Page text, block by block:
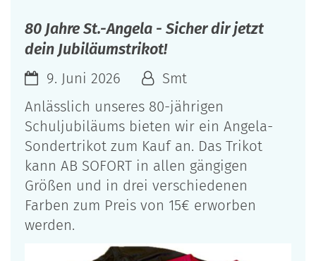
80 Jahre St.-Angela - Sicher dir jetzt
dein Jubiläumstrikot!
9. Juni 2026
Smt
Anlässlich unseres 80-jährigen
Schuljubiläums bieten wir ein Angela-
Sondertrikot zum Kauf an. Das Trikot
kann AB SOFORT in allen gängigen
Größen und in drei verschiedenen
Farben zum Preis von 15€ erworben
werden.